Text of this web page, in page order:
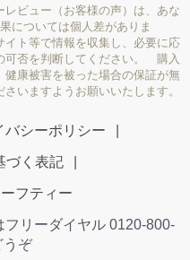
ビュー（お客様の声）は、あな
については個人差がありま
ト等で情報を収集し、必要に応
可否を判断してください。 購入
康被害を被った場合の保証が無
いますようお願いいたします。
バシーポリシー
づく表記
フティー
リーダイヤル 0120-800-
うぞ